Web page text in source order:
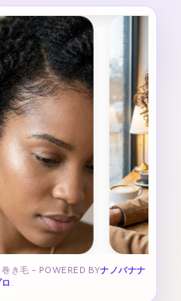
き毛 - POWERED BYナノバナナ
ロ .